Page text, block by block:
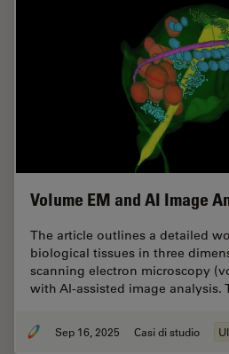
Volume EM and AI Image
The article outlines a detailed
biological tissues in three
scanning electron microscopy
with AI-assisted image analysis.
Sep 16, 2025 Casi di studio